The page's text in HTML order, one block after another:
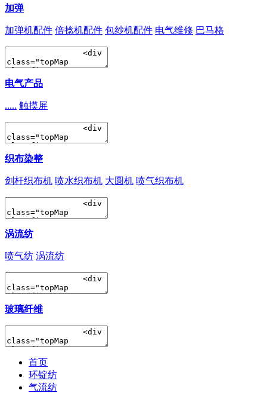
加弹
加弹机配件 倍捻机配件 包纱机配件 电气维修 巴马格
电气产品
..... 触摸屏
织布染整
剑杆织布机 喷水织布机 大圆机 喷气织布机
涡流纺
喷气纺 涡流纺
玻璃纤维
首页
环锭纺
气流纺